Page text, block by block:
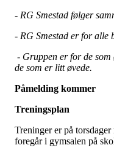
- RG Smestad følger
- RG Smestad er for alle
- Gruppen er for de som
de som er litt øvede.
Påmelding kommer
Treningsplan
Treninger er på
foregår i gymsalen på